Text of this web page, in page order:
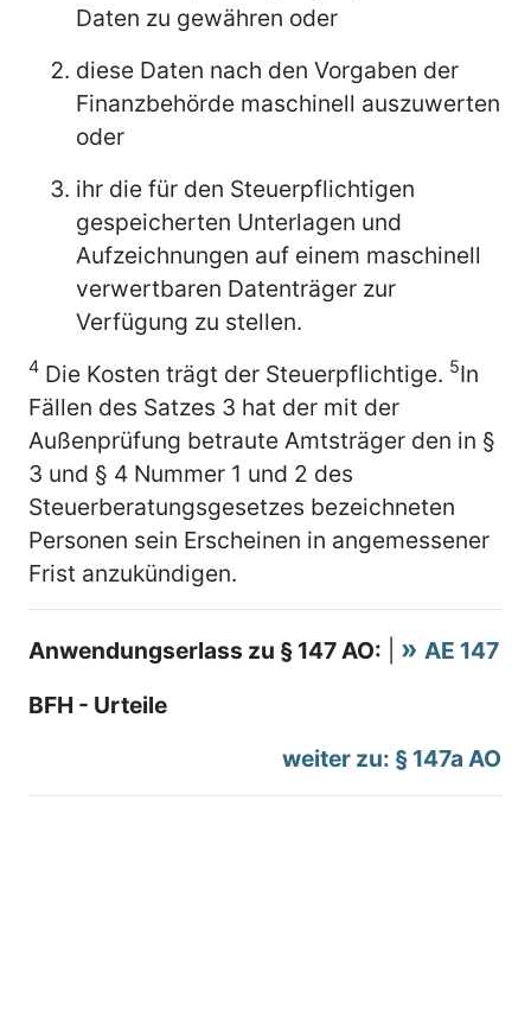
Daten zu gewähren oder
diese Daten nach den Vorgaben der
Finanzbehörde maschinell auszuwerten
oder
ihr die für den Steuerpflichtigen
gespeicherten Unterlagen und
Aufzeichnungen auf einem maschinell
verwertbaren Datenträger zur
Verfügung zu stellen.
4 Die Kosten trägt der Steuerpflichtige. 5In
Fällen des Satzes 3 hat der mit der
Außenprüfung betraute Amtsträger den in §
3 und § 4 Nummer 1 und 2 des
Steuerberatungsgesetzes bezeichneten
Personen sein Erscheinen in angemessener
Frist anzukündigen.
Anwendungserlass zu § 147 AO:
AE 147
BFH - Urteile
weiter zu: § 147a AO